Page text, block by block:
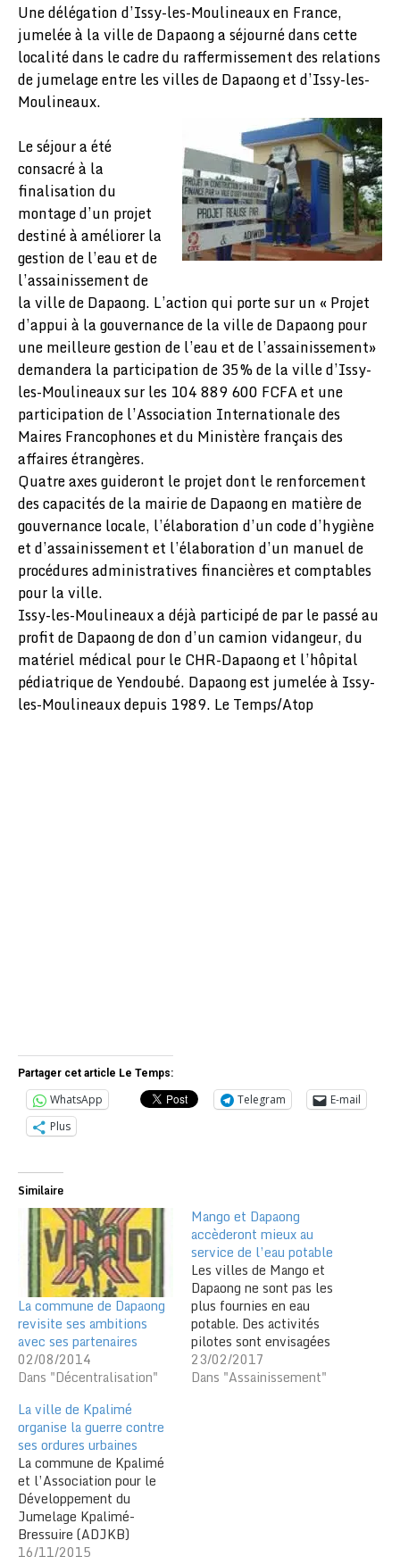
Une délégation d’Issy-les-Moulineaux en France,
jumelée à la ville de Dapaong a séjourné dans cette
localité dans le cadre du raffermissement des relations
de jumelage entre les villes de Dapaong et d’Issy-les-
Moulineaux.
Le séjour a été
consacré à la
finalisation du
montage d’un projet
destiné à améliorer la
gestion de l’eau et de
l’assainissement de
la ville de Dapaong. L’action qui porte sur un « Projet
d’appui à la gouvernance de la ville de Dapaong pour
une meilleure gestion de l’eau et de l’assainissement»
demandera la participation de 35% de la ville d’Issy-
les-Moulineaux sur les 104 889 600 FCFA et une
participation de l’Association Internationale des
Maires Francophones et du Ministère français des
affaires étrangères.
Quatre axes guideront le projet dont le renforcement
des capacités de la mairie de Dapaong en matière de
gouvernance locale, l’élaboration d’un code d’hygiène
et d’assainissement et l’élaboration d’un manuel de
procédures administratives financières et comptables
pour la ville.
Issy-les-Moulineaux a déjà participé de par le passé au
profit de Dapaong de don d’un camion vidangeur, du
matériel médical pour le CHR-Dapaong et l’hôpital
pédiatrique de Yendoubé. Dapaong est jumelée à Issy-
les-Moulineaux depuis 1989. Le Temps/Atop
Partager cet article Le Temps:
WhatsApp Telegram
E-mail
Plus
Similaire
La commune de Dapaong
revisite ses ambitions
avec ses partenaires
02/08/2014
Dans "Décentralisation"
Mango et Dapaong
accèderont mieux au
service de l’eau potable
Les villes de Mango et
Dapaong ne sont pas les
plus fournies en eau
potable. Des activités
pilotes sont envisagées
pour améliorer cet
environnement. Le Projet
23/02/2017
Dans "Assainissement"
La ville de Kpalimé
organise la guerre contre
ses ordures urbaines
La commune de Kpalimé
et l’Association pour le
Développement du
Jumelage Kpalimé-
Bressuire (ADJKB)
déroule leur plan de
16/11/2015